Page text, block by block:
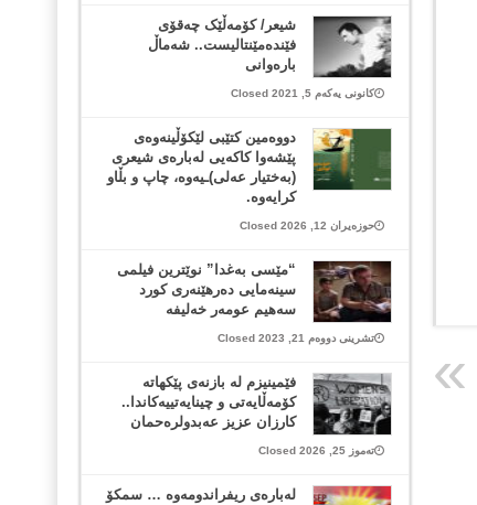
شیعر/ کۆمەڵێک چەقۆی
فێندەمێنتالیست.. شەماڵ
بارەوانی
کانونی یەکەم 5, 2021 Closed
دووەمین کتێبی لێکۆڵینەوەی
پێشەوا کاکەیی لەبارەی شیعری
(بەختیار عەلی)ـیەوە، چاپ و بڵاو
کرایەوە.
حوزەیران 12, 2026 Closed
“مێسی بەغدا” نوێترین فیلمی
سینەمایی دەرهێنەری کورد
سەهیم عومەر خەلیفە
تشرینی دووەم 21, 2023 Closed
فێمینیزم لە بازنەی پێکهاتە
کۆمەڵایەتی و چینایەتییەکاندا..
كارزان عزيز عەبدولرەحمان
تەموز 25, 2026 Closed
له‌باره‌ی ریفراندومه‌وه‌ … سمکۆ